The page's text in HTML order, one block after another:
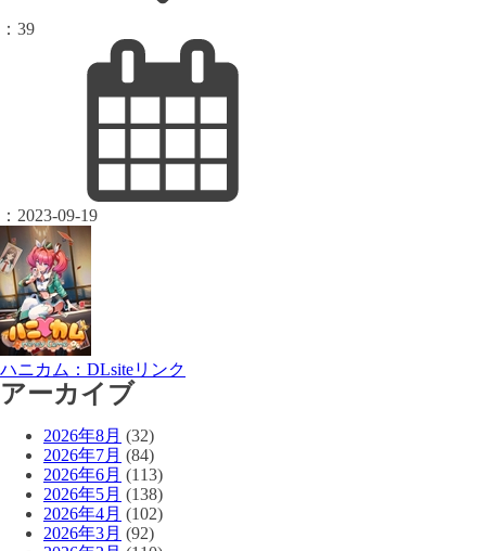
： 39
： 2023-09-19
ハニカム：DLsiteリンク
アーカイブ
2026年8月 (32)
2026年7月 (84)
2026年6月 (113)
2026年5月 (138)
2026年4月 (102)
2026年3月 (92)